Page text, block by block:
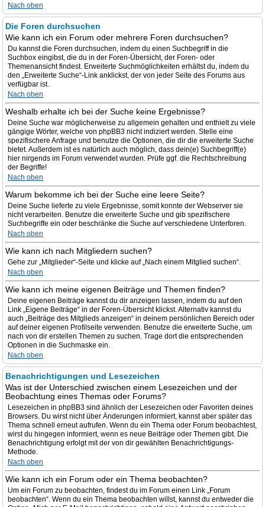
Nach oben
Die Foren durchsuchen
Wie kann ich ein Forum oder mehrere Foren durchsuchen?
Du kannst die Foren durchsuchen, indem du einen Suchbegriff in die
Suchbox eingibst, die du in der Foren-Übersicht, der Foren- oder
Themenansicht findest. Erweiterte Suchmöglichkeiten erhältst du, indem du
den „Erweiterte Suche“-Link anklickst, der von jeder Seite des Forums aus
verfügbar ist.
Nach oben
Weshalb erhalte ich bei der Suche keine Ergebnisse?
Deine Suche war möglicherweise zu allgemein gehalten und enthielt zu viele
gängige Wörter, welche von phpBB3 nicht indiziert werden. Stelle eine
spezifischere Anfrage und benutze die Optionen, die dir die erweiterte Suche
bietet. Außerdem ist es natürlich auch möglich, dass dein(e) Suchbegriff(e)
hier nirgends im Forum verwendet wurden. Prüfe ggf. die Rechtschreibung
der Begriffe!
Nach oben
Warum bekomme ich bei der Suche eine leere Seite?
Deine Suche lieferte zu viele Ergebnisse, somit konnte der Webserver sie
nicht verarbeiten. Benutze die erweiterte Suche und gib spezifischere
Suchbegriffe ein oder beschränke die Suche auf verschiedene Unterforen.
Nach oben
Wie kann ich nach Mitgliedern suchen?
Gehe zur „Mitglieder“-Seite und klicke auf „Nach einem Mitglied suchen“.
Nach oben
Wie kann ich meine eigenen Beiträge und Themen finden?
Deine eigenen Beiträge kannst du dir anzeigen lassen, indem du auf den
Link „Eigene Beiträge“ in der Foren-Übersicht klickst. Alternativ kannst du
auch „Beiträge des Mitglieds anzeigen“ in deinem persönlichen Bereich oder
auf deiner eigenen Profilseite verwenden. Benutze die erweiterte Suche, um
nach von dir erstellen Themen zu suchen. Trage dort die entsprechenden
Optionen in die Suchmaske ein.
Nach oben
Benachrichtigungen und Lesezeichen
Was ist der Unterschied zwischen einem Lesezeichen und der
Beobachtung eines Themas oder Forums?
Lesezeichen in phpBB3 sind ähnlich der Lesezeichen oder Favoriten deines
Browsers. Du wirst nicht über Änderungen informiert, kannst aber später das
Thema schnell erneut aufrufen. Wenn du ein Thema oder Forum beobachtest,
wirst du hingegen informiert, wenn es neue Beiträge oder Themen gibt. Die
Benachrichtigung erfolgt mit der von dir gewählten Benachrichtigungs-
Methode.
Nach oben
Wie kann ich ein Forum oder ein Thema beobachten?
Um ein Forum zu beobachten, findest du im Forum einen Link „Forum
beobachten“. Wenn du ein Thema beobachten willst, kannst du entweder die